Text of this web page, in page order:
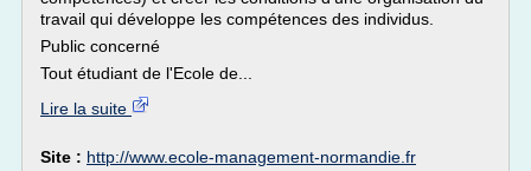
travail qui développe les compétences des individus.
Public concerné
Tout étudiant de l'Ecole de...
Lire la suite
Site : http://www.ecole-management-normandie.fr